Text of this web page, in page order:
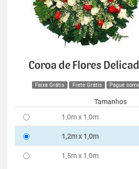
Coroa de Flores
Faixa Grátis Frete Grátis Pague
Tamanhos
1,0m x 1,0m
1,2m x 1,0m
1,5m x 1,0m